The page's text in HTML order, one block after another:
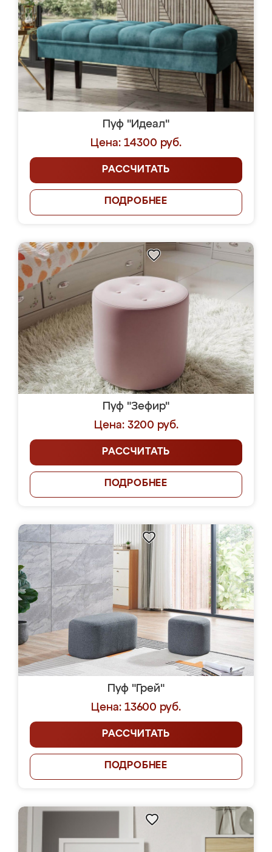
Пуф "Идеал"
Цена: 14300 руб.
РАССЧИТАТЬ
ПОДРОБНЕЕ
Пуф "Зефир"
Цена: 3200 руб.
РАССЧИТАТЬ
ПОДРОБНЕЕ
Пуф "Грей"
Цена: 13600 руб.
РАССЧИТАТЬ
ПОДРОБНЕЕ